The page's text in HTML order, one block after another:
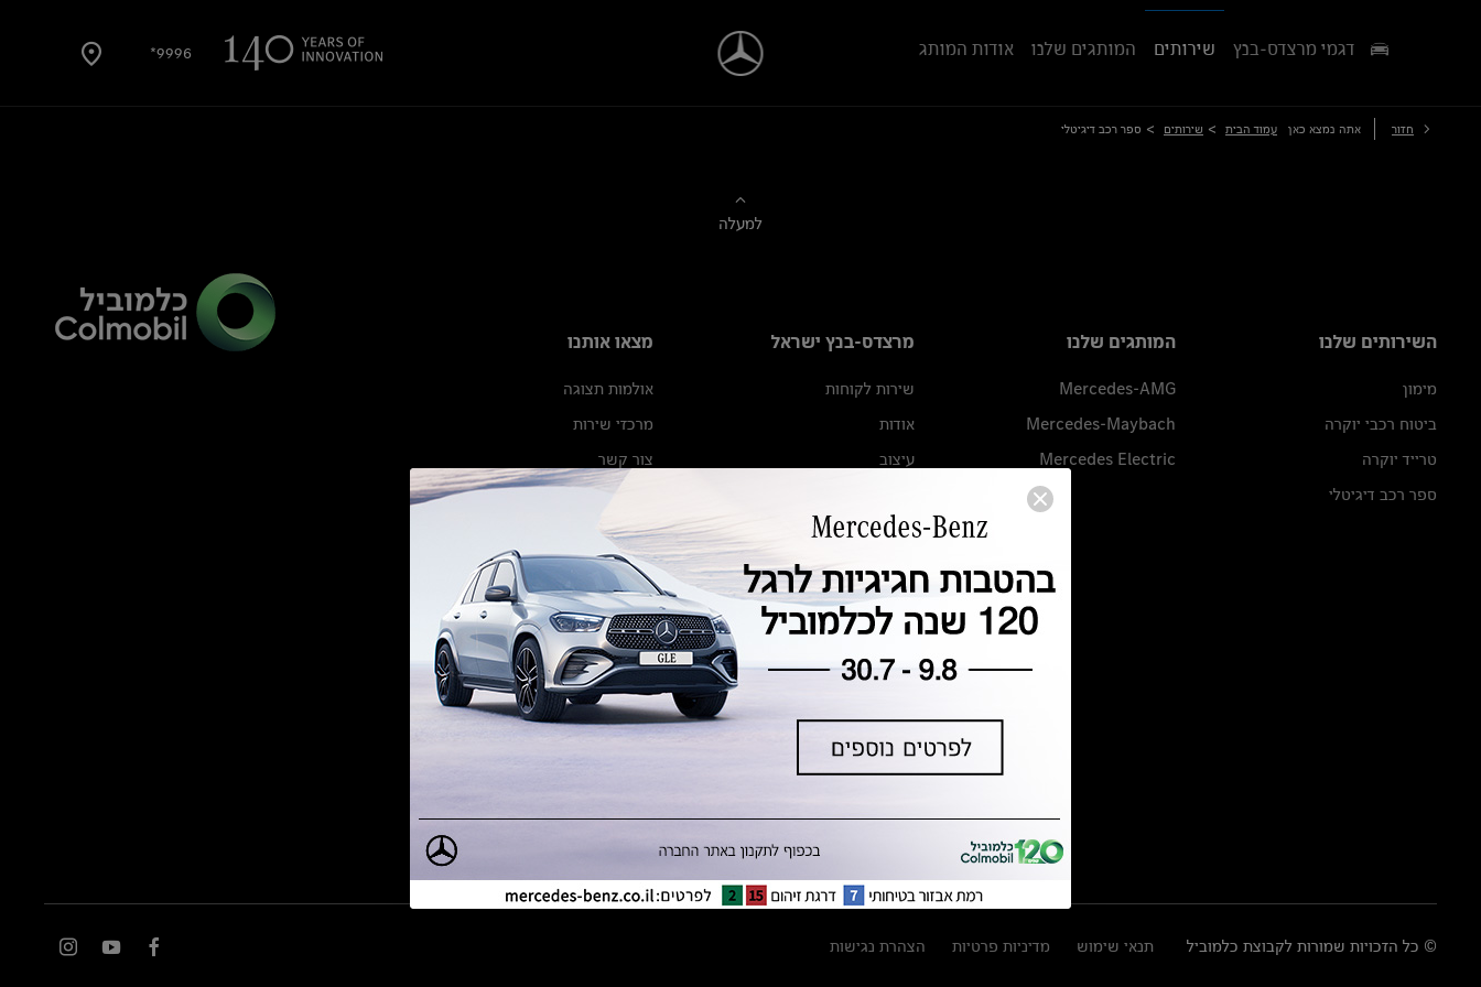
9996* דגמי מרצדס-בנץ שירותים המותגים שלנו אודות המותג
חזור אתה נמצא כאן עמוד הבית > שירותים > ספר רכב דיגיטלי
למעלה
השירותים שלנו
מימון
ביטוח רכבי יוקרה
טרייד יוקרה
ספר רכב דיגיטלי
המותגים שלנו
Mercedes-AMG
Mercedes-Maybach
Mercedes Electric
מרצדס-בנץ ישראל
שירות לקוחות
אודות
עיצוב
מגזין מרצדס-בנץ
ספרי רכב מרצדס-בנץ
נתוני זיהום אוויר וצריכת דלק וחשמל
נתוני תווית צמיגים
מחירון חלפים
הודעה על הטבות לרכבי מרצדס בהסדר
מצאו אותנו
אולמות תצוגה
מרכזי שירות
צור קשר
© כל הזכויות שמורות לקבוצת כלמוביל תנאי שימוש מדיניות פרטיות הצהרת נגישות